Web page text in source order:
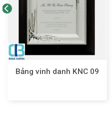
Bảng vinh danh KNC 09